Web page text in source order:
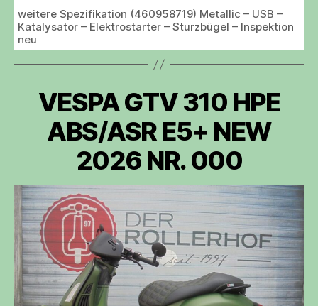
weitere Spezifikation (460958719) Metallic – USB –
Katalysator – Elektrostarter – Sturzbügel – Inspektion
neu
VESPA GTV 310 HPE
ABS/ASR E5+ NEW
2026 NR. 000